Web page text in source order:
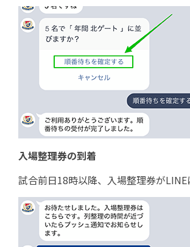
入場整理券の到着
試合前日18時以降、入場整理券がLINE